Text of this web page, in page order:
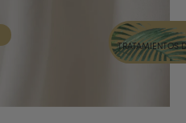
TRATAMIENTOS